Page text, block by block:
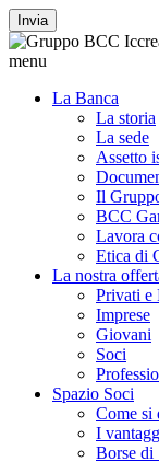
Invia
menu
La Banca
La storia
La sede
Assetto
Il
BCC
Lavora
Etica di
La nostra
Privati e
Imprese
Giovani
Soci
Spazio Soci
Come si
I
Borse di